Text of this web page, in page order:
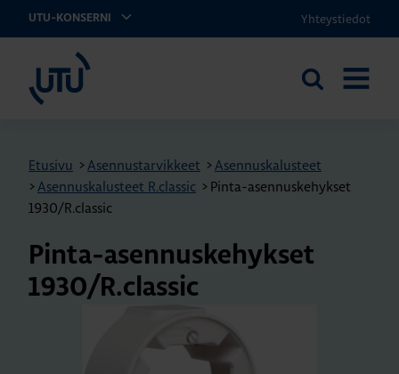
UTU-KONSERNI Yhteystiedot
Etsi
Etusivu >Asennustarvikkeet >Asennuskalusteet
>Asennuskalusteet R.classic > Pinta-asennuskehykset
1930/R.classic
Pin­ta-asen­nus­ke­hyk­set
1930/R.​classic